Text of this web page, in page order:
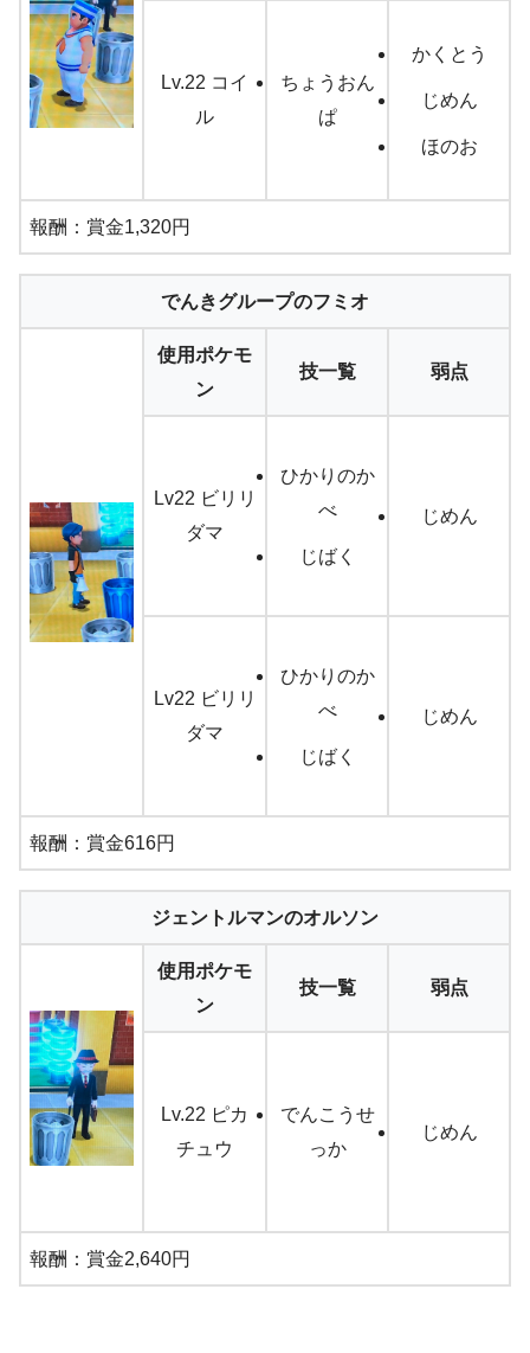
Lv.22 コイ
ル
ちょうおん
ぱ
かくとう
じめん
ほのお
報酬：賞金1,320円
でんきグループのフミオ
使用ポケモ
ン
技一覧 弱点
Lv22 ビリリ
ダマ
ひかりのか
べ
じばく
じめん
Lv22 ビリリ
ダマ
ひかりのか
べ
じばく
じめん
報酬：賞金616円
ジェントルマンのオルソン
使用ポケモ
ン
技一覧 弱点
Lv.22 ピカ
チュウ
でんこうせ
っか
じめん
報酬：賞金2,640円